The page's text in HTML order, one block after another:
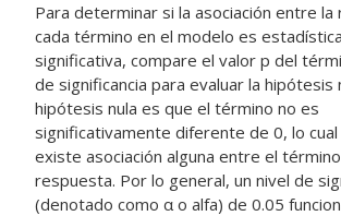
Para determinar si la asociación entre
cada término en el modelo es
significativa, compare el valor p del
de significancia para evaluar la hipótesis
hipótesis nula es que el término no es
significativamente diferente de 0, lo cual
existe asociación alguna entre el
respuesta. Por lo general, un nivel de
(denotado como α o alfa) de 0.05